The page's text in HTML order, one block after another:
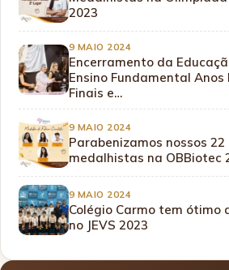
2023
9 MAIO 2024
Encerramento da
Ensino Fundamental Anos
Finais e…
9 MAIO 2024
Parabenizamos nossos 22
medalhistas na OBBiotec
9 MAIO 2024
Colégio Carmo tem ótimo
no JEVS 2023